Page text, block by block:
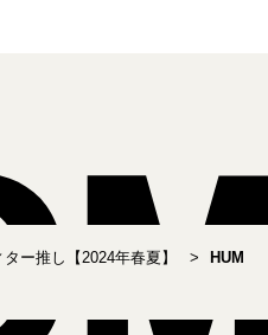
ター推し【2024年春夏】
HUM